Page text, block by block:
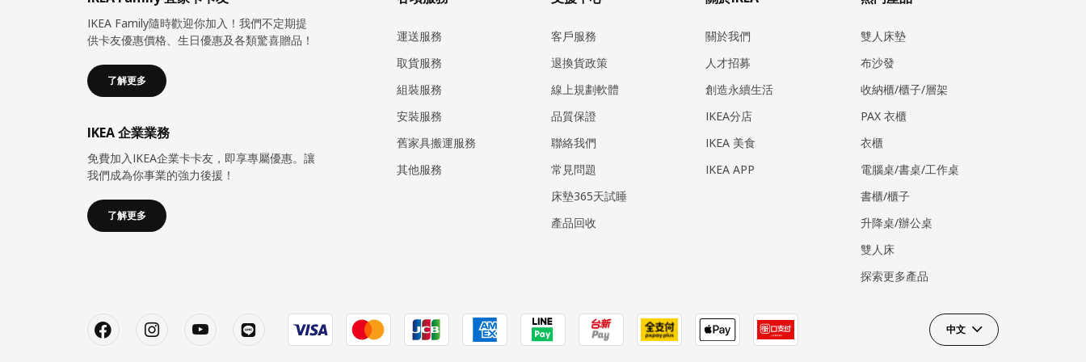
IKEA Family隨時歡迎你加入！我們不定期提
供卡友優惠價格、生日優惠及各類驚喜贈品！
了解更多
IKEA 企業業務
免費加入IKEA企業卡卡友，即享專屬優惠。讓
我們成為你事業的強力後援！
了解更多
運送服務
取貨服務
組裝服務
安裝服務
​舊家具搬運服務
其他服務
客戶服務
退換貨政策
線上規劃軟體
品質保證
聯絡我們
常見問題
床墊365天試睡
產品回收
關於我們
人才招募
創造永續生活
IKEA分店
IKEA 美食
IKEA APP
雙人床墊
布沙發
收納櫃/櫃子/層架
PAX 衣櫃
衣櫃
電腦桌/書桌/工作桌
書櫃/櫃子
升降桌/辦公桌
雙人床
探索更多產品
中文